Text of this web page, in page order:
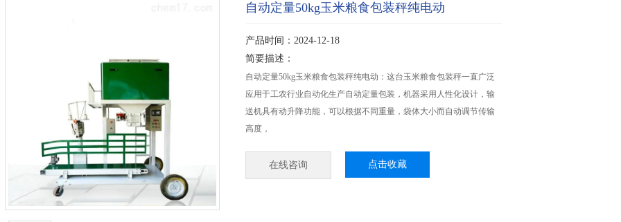
自动定量50kg玉米粮食包装秤纯电动
产品时间：2024-12-18
简要描述：
自动定量50kg玉米粮食包装秤纯电动：这台玉米粮食包装秤​一直广泛
应用于工农行业自动化生产自动定量包装，机器采用人性化设计，输
送机具有动升降功能，可以根据不同重量，袋体大小而自动调节传输
高度，
在线咨询 点击收藏